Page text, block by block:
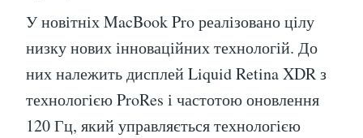
У новітніх MacBook Pro реалізовано цілу
низку нових інноваційних технологій. До
них належить дисплей Liquid Retina XDR з
технологією ProRes і частотою оновлення
120 Гц, який управляється технологією